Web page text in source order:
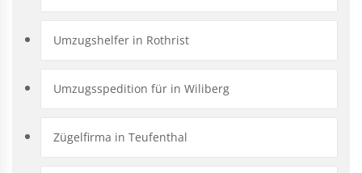
Umzugshelfer in Rothrist
Umzugsspedition für in Wiliberg
Zügelfirma in Teufenthal